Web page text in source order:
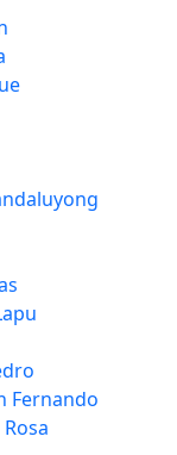
Fernando